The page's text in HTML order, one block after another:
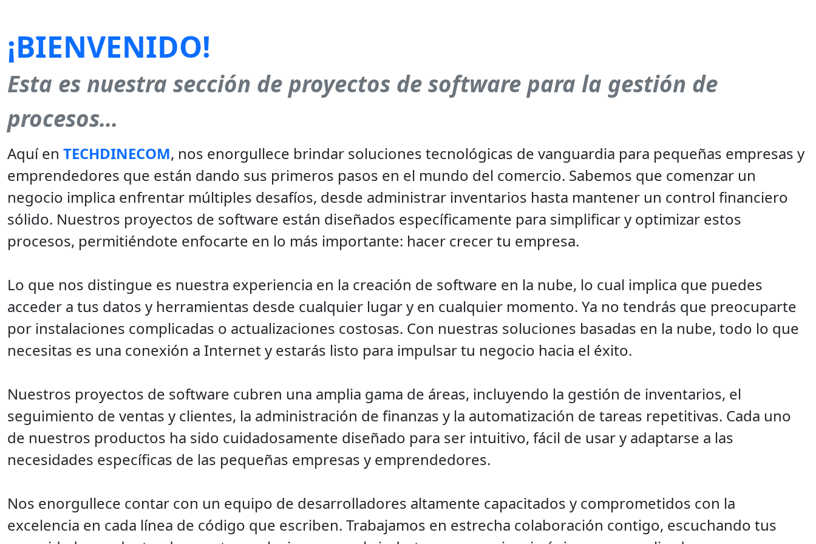
¡BIENVENIDO!
Esta es nuestra sección de proyectos de software para la gestión de
procesos...
Aquí en TECHDINECOM, nos enorgullece brindar soluciones tecnológicas de vanguardia para pequeñas empresas y
emprendedores que están dando sus primeros pasos en el mundo del comercio. Sabemos que comenzar un
negocio implica enfrentar múltiples desafíos, desde administrar inventarios hasta mantener un control financiero
sólido. Nuestros proyectos de software están diseñados específicamente para simplificar y optimizar estos
procesos, permitiéndote enfocarte en lo más importante: hacer crecer tu empresa.
Lo que nos distingue es nuestra experiencia en la creación de software en la nube, lo cual implica que puedes
acceder a tus datos y herramientas desde cualquier lugar y en cualquier momento. Ya no tendrás que preocuparte
por instalaciones complicadas o actualizaciones costosas. Con nuestras soluciones basadas en la nube, todo lo que
necesitas es una conexión a Internet y estarás listo para impulsar tu negocio hacia el éxito.
Nuestros proyectos de software cubren una amplia gama de áreas, incluyendo la gestión de inventarios, el
seguimiento de ventas y clientes, la administración de finanzas y la automatización de tareas repetitivas. Cada uno
de nuestros productos ha sido cuidadosamente diseñado para ser intuitivo, fácil de usar y adaptarse a las
necesidades específicas de las pequeñas empresas y emprendedores.
Nos enorgullece contar con un equipo de desarrolladores altamente capacitados y comprometidos con la
excelencia en cada línea de código que escriben. Trabajamos en estrecha colaboración contigo, escuchando tus